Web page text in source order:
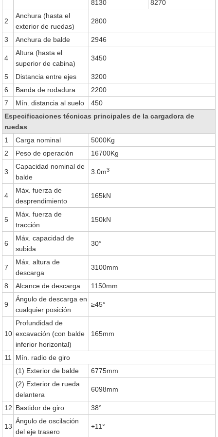
8130 8270
2
Anchura (hasta el
exterior de ruedas)
2800
3 Anchura de balde 2946
4
Altura (hasta el
superior de cabina)
3450
5 Distancia entre ejes
3200
6
Banda de rodadura
2200
7
Mín. distancia al suelo
450
Especificaciones técnicas principales de la cargadora de
ruedas
1
Carga nominal
5000Kg
2
Peso de operación 16700Kg
3
Capacidad nominal de
balde
3.0m3
4
Máx. fuerza de
desprendimiento
165kN
5
Máx. fuerza de
tracción
150kN
6
Máx. capacidad de
subida
30°
7
Máx. altura de
descarga
3100mm
8 Alcance de descarga 1150mm
9
Ángulo de descarga en
cualquier posición
≥45°
10
Profundidad de
excavación (con balde
inferior horizontal)
165mm
11
Mín. radio de giro
(1) Exterior de balde
6775mm
(2) Exterior de rueda
delantera
6098mm
12 Bastidor de giro 38°
13
Ángulo de oscilación
del eje trasero
+11°